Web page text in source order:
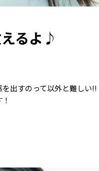
るよ♪
出すのって以外と難しい